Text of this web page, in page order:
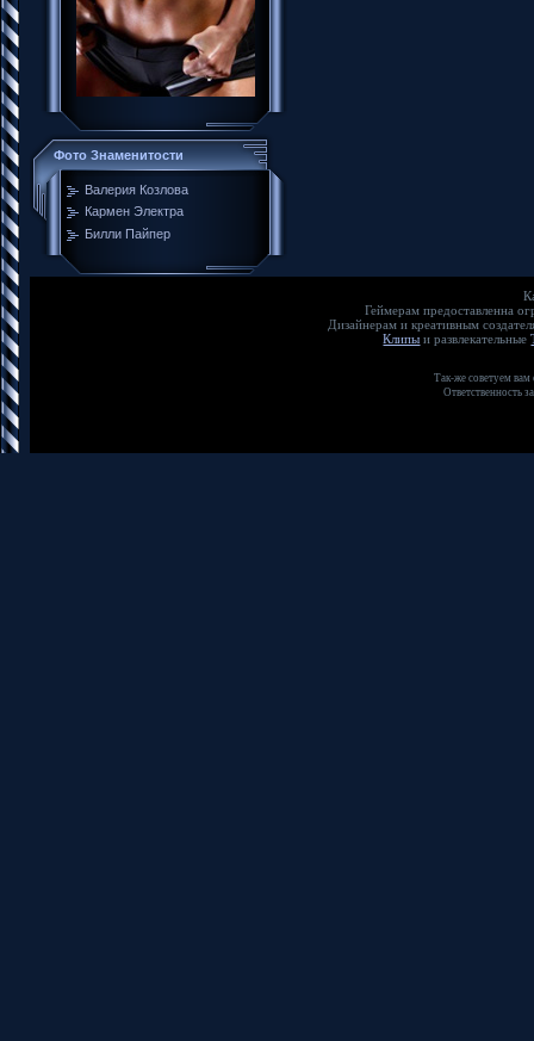
Фото Знаменитости
Валерия Козлова
Кармен Электра
Билли Пайпер
Геймерам предоставленна
Дизайнерам и креативным
Клипы и развлекательные
Так-же советуем
Ответственность